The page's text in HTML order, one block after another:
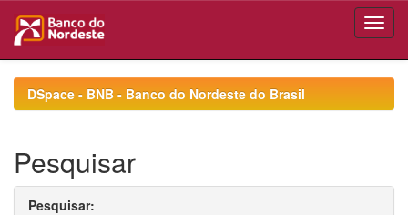
navigationDSpace - BNB - Banco do Nordeste do Brasil
Pesquisar
Pesquisar: